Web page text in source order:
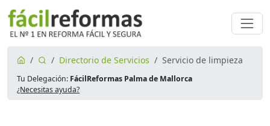
Directorio de Servicios Servicio de limpieza
Tu Delegación: FácilReformas Palma de Mallorca
¿Necesitas ayuda?